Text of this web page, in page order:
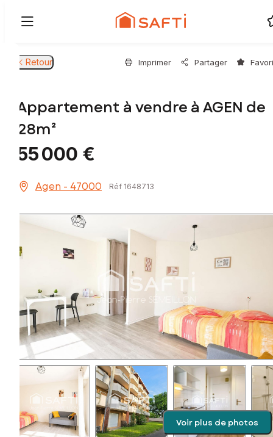
Retour Imprimer Partager
Appartement à vendre à AGEN de
28m²
55 000 €
Agen - 47000 Réf 1648713
Voir plus de photos